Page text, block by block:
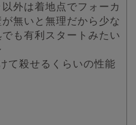
外は着地点でフォーカ
無いと無理だから少な
も有利スタートみたい
て殺せるくらいの性能